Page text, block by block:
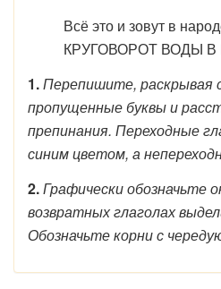
Всё это и зовут в
КРУГОВОРОТ ВОДЫ
1.Перепишите, раскрывая
пропущенные буквы и
препинания. Переходные
синим цветом, а
2.Графически обозначьте
возвратных глаголах
Обозначьте корни с